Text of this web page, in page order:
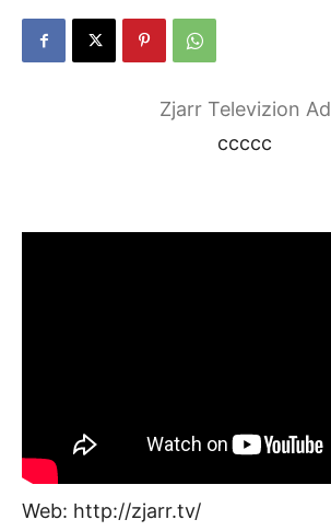
Zjarr Televizion Ad
ccccc
Web: http://zjarr.tv/